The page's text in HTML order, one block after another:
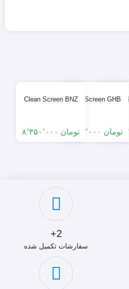
Clean
Clean Screen GHB
تومان
Clean Screen BNZ
تومان
2+
سفارشات تکمیل شده